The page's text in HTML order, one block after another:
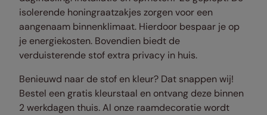
isolerende honingraatzakjes zorgen voor een
aangenaam binnenklimaat. Hierdoor bespaar je op
je energiekosten. Bovendien biedt de
verduisterende stof extra privacy in huis.
Benieuwd naar de stof en kleur? Dat snappen wij!
Bestel een gratis kleurstaal en ontvang deze binnen
2 werkdagen thuis. Al onze raamdecoratie wordt